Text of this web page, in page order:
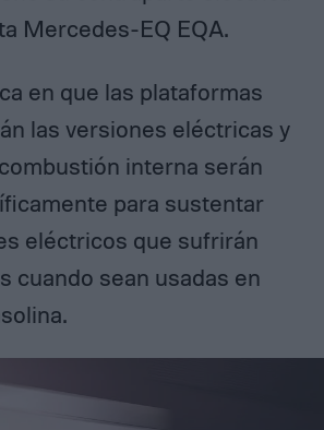
Mercedes-EQ EQA.
en que las plataformas
las versiones eléctricas y
interna serán
para sustentar
eléctricos que sufrirán
cuando sean usadas en